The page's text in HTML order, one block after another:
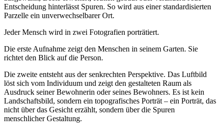
Entscheidung hinterlässt Spuren. So wird aus einer standardisierten
Parzelle ein unverwechselbarer Ort.
Jeder Mensch wird in zwei Fotografien porträtiert.
Die erste Aufnahme zeigt den Menschen in seinem Garten. Sie
richtet den Blick auf die Person.
Die zweite entsteht aus der senkrechten Perspektive. Das Luftbild
löst sich vom Individuum und zeigt den gestalteten Raum als
Ausdruck seiner Bewohnerin oder seines Bewohners. Es ist kein
Landschaftsbild, sondern ein topografisches Porträt – ein Porträt, das
nicht über das Gesicht erzählt, sondern über die Spuren
menschlicher Gestaltung.